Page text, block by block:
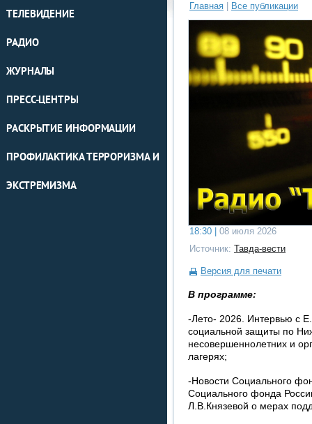
ТЕЛЕВИДЕНИЕ
РАДИО
ЖУРНАЛЫ
ПРЕСС-ЦЕНТРЫ
РАСКРЫТИЕ ИНФОРМАЦИИ
ПРОФИЛАКТИКА ТЕРРОРИЗМА И
ЭКСТРЕМИЗМА
Главная Все публикации
18:30 |
08 июля 2026
Источник: Тавда-вести
Версия для печати
В программе:
-Лето- 2026. Интервью с
социальной защиты по
несовершеннолетних и
лагерях;
-Новости Социального
Социального фонда
Л.В.Князевой о мерах